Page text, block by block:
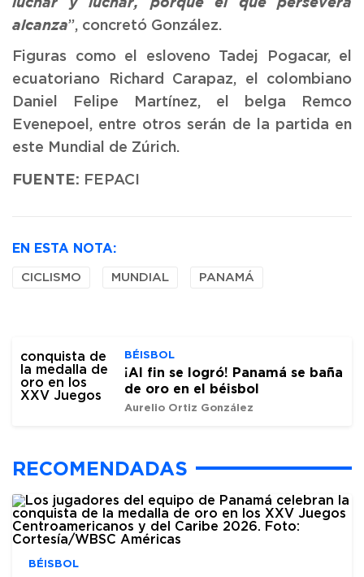
luchar y luchar, porque el que persevera
alcanza”, concretó González.
Figuras como el esloveno Tadej Pogacar, el
ecuatoriano Richard Carapaz, el colombiano
Daniel Felipe Martínez, el belga Remco
Evenepoel, entre otros serán de la partida en
este Mundial de Zúrich.
FUENTE: FEPACI
EN ESTA NOTA:
CICLISMO MUNDIAL PANAMÁ
BÉISBOL
¡Al fin se logró! Panamá se baña
de oro en el béisbol
Aurelio Ortiz González
RECOMENDADAS
BÉISBOL